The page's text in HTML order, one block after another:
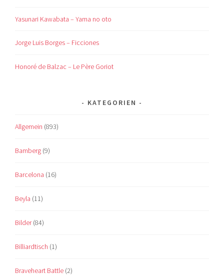
Yasunari Kawabata – Yama no oto
Jorge Luis Borges – Ficciones
Honoré de Balzac – Le Père Goriot
KATEGORIEN
Allgemein (893)
Bamberg (9)
Barcelona (16)
Beyla (11)
Bilder(84)
Billiardtisch (1)
Braveheart Battle (2)